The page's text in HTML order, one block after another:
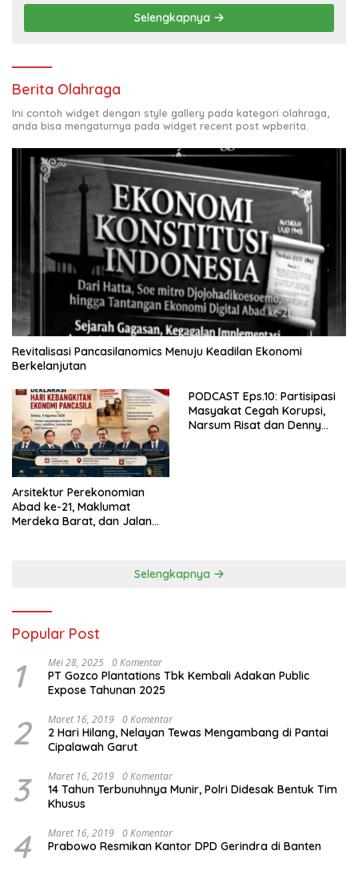
Selengkapnya
Berita Olahraga
Ini contoh widget dengan style gallery pada kategori olahraga,
anda bisa mengaturnya pada widget recent post wpberita.
Revitalisasi Pancasilanomics Menuju Keadilan Ekonomi
Berkelanjutan
Arsitektur Perekonomian
Abad ke-21, Maklumat
Merdeka Barat, dan Jalan
PODCAST Eps.10: Partisipasi
Masyakat Cegah Korupsi,
Narsum Risat dan Denny
Selengkapnya
Popular Post
1 Mei 28, 2025 0 Komentar
PT Gozco Plantations Tbk Kembali Adakan Public
Expose Tahunan 2025
2 Maret 16, 2019 0 Komentar
2 Hari Hilang, Nelayan Tewas Mengambang di Pantai
Cipalawah Garut
3 Maret 16, 2019 0 Komentar
14 Tahun Terbunuhnya Munir, Polri Didesak Bentuk Tim
Khusus
4 Maret 16, 2019 0 Komentar
Prabowo Resmikan Kantor DPD Gerindra di Banten